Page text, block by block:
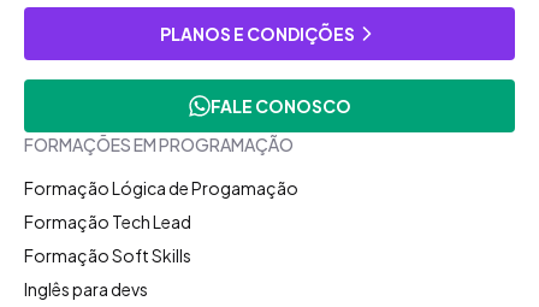
PLANOS E CONDIÇÕES
FALE CONOSCO
FORMAÇÕES EM PROGRAMAÇÃO
Formação Lógica de Progamação
Formação Tech Lead
Formação Soft Skills
Inglês para devs